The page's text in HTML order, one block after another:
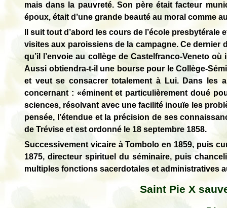
mais dans la pauvreté. Son père était facteur
époux, était d’une grande beauté au moral comme
Il suit tout d’abord les cours de l’école
visites aux paroissiens de la campagne. Ce
qu’il l’envoie au collège de Castelfranco-Veneto
Aussi obtiendra-t-il une bourse pour le Collège-
et veut se consacrer totalement à Lui. Dans les
concernant : «éminent et particulièrement doué
sciences, résolvant avec une facilité inouïe les
pensée, l’étendue et la précision de ses
de Trévise et est ordonné le 18 septembre 1858.
Successivement vicaire à Tombolo en 1859, puis
1875, directeur spirituel du séminaire, puis
multiples fonctions sacerdotales et administratives
Saint Pie X